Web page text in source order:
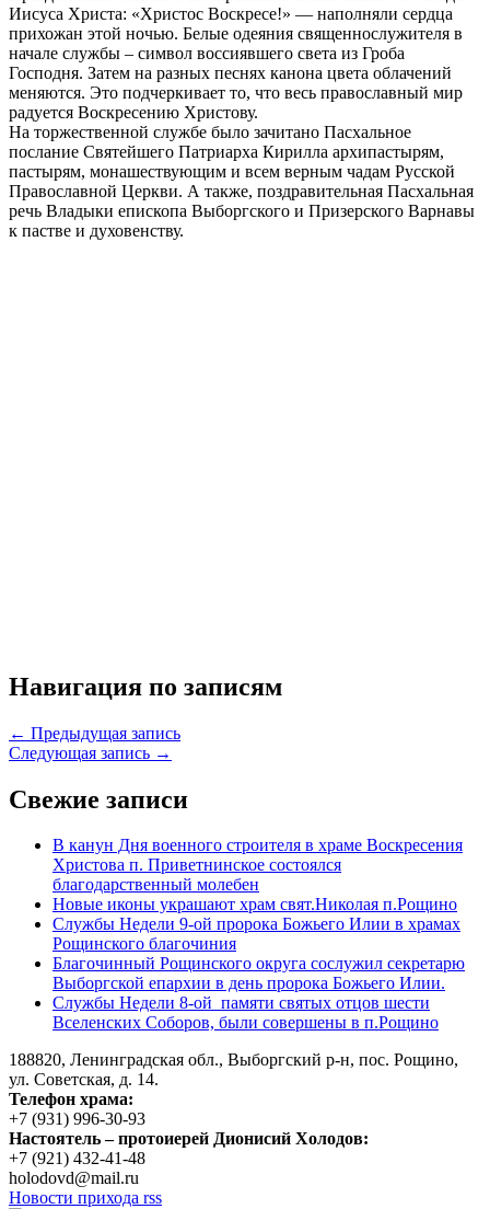
Иисуса Христа: «Христос Воскресе!» — наполняли сердца
прихожан этой ночью. Белые одеяния священнослужителя в
начале службы – символ воссиявшего света из Гроба
Господня. Затем на разных песнях канона цвета облачений
меняются. Это подчеркивает то, что весь православный мир
радуется Воскресению Христову.
На торжественной службе было зачитано Пасхальное
послание Святейшего Патриарха Кирилла архипастырям,
пастырям, монашествующим и всем верным чадам Русской
Православной Церкви. А также, поздравительная Пасхальная
речь Владыки епископа Выборгского и Призерского Варнавы
к пастве и духовенству.
Навигация по записям
← Предыдущая запись
Следующая запись →
Свежие записи
В канун Дня военного строителя в храме Воскресения
Христова п. Приветнинское состоялся
благодарственный молебен
Новые иконы украшают храм свят.Николая п.Рощино
Службы Недели 9-ой пророка Божьего Илии в храмах
Рощинского благочиния
Благочинный Рощинского округа сослужил секретарю
Выборгской епархии в день пророка Божьего Илии.
Службы Недели 8-ой памяти святых отцов шести
Вселенских Соборов, были совершены в п.Рощино
188820, Ленинградская обл., Выборгский р-н, пос. Рощино,
ул. Советская, д. 14.
Телефон храма:
+7 (931) 996-30-93
Настоятель – протоиерей Дионисий Холодов:
+7 (921) 432-41-48
holodovd@mail.ru
Новости прихода rss